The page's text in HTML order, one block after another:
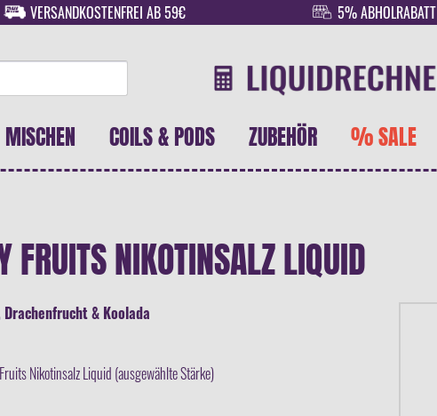
VERSANDKOSTENFREI AB 59€ 5% ABHOLRABATT
MISCHEN COILS & PODS ZUBEHÖR % SALE
FRUITS NIKOTINSALZ LIQUID
Drachenfrucht & Koolada
Nikotinsalz Liquid (ausgewählte Stärke)